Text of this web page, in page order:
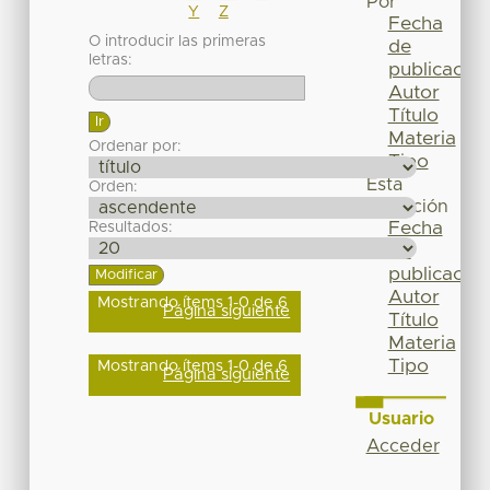
Y
Z
O introducir las primeras
letras:
Ordenar por:
Orden:
Resultados:
Mostrando ítems 1-0 de 6
Página siguiente
Mostrando ítems 1-0 de 6
Página siguiente
Fecha
de
publicación
Autor
Título
Materia
Tipo
Esta
colección
Fecha
de
publicación
Autor
Título
Materia
Tipo
Usuario
Acceder